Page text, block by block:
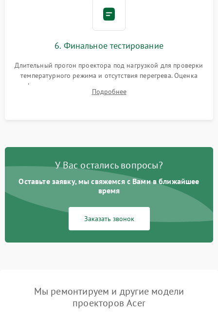
6. Финальное тестирование
Длительный прогон проектора под нагрузкой для проверки
температурного режима и отсутствия перегрева. Оценка
фокуса, контрастности и цветопередачи на тестовых
таблицах. Проверка работы всех видеовходов и кнопок
Подробнее
У Вас остались вопросы?
Оставьте заявку, мы свяжемся с Вами в ближайшее
время
Заказать звонок
Мы ремонтируем и другие модели
проекторов Acer